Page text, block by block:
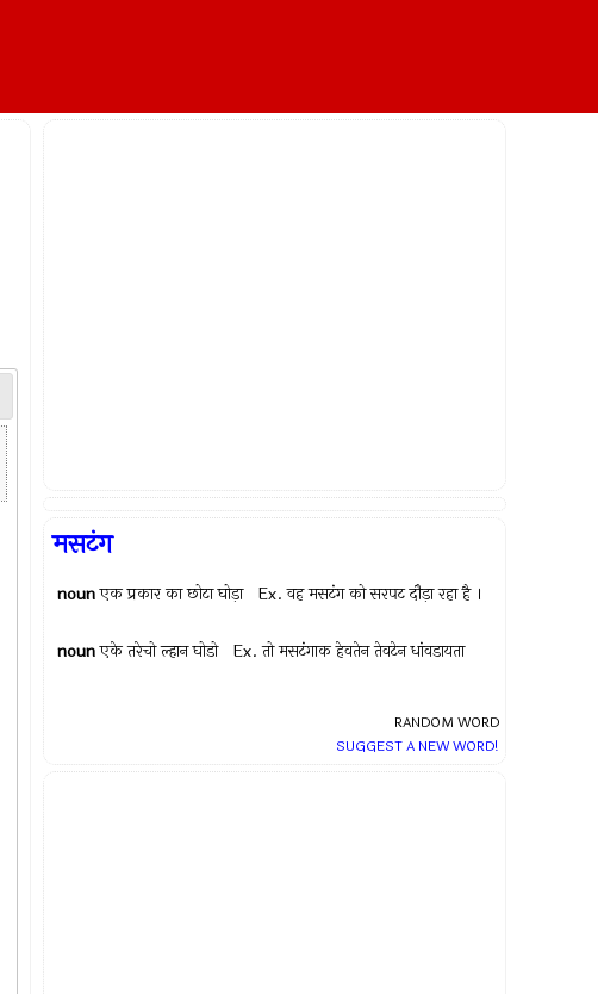
मसटंग
nounएक प्रकार का छोटा घोड़ा Ex.वह मसटंग को सरपट दौड़ा रहा है ।
nounएके तरेचो ल्हान घोडो Ex.तो मसटंगाक हेवतेन तेवटेन धांवडायता
RANDOM WORD
SUGGEST A NEW WORD!